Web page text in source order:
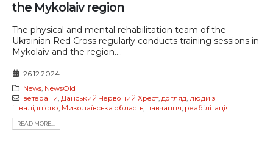
the Mykolaiv region
The physical and mental rehabilitation team of the
Ukrainian Red Cross regularly conducts training sessions in
Mykolaiv and the region....
26.12.2024
News, NewsOld
ветерани Данський Червоний Хрест, догляд люди з
інвалідністю Миколаївська область навчання реабілітація
READ MORE...